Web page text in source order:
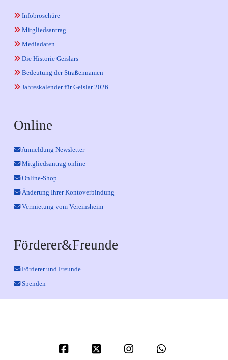
Infobroschüre
Mitgliedsantrag
Mediadaten
Die Historie Geislars
Bedeutung der Straßennamen
Jahreskalender für Geislar 2026
Online
Anmeldung Newsletter
Mitgliedsantrag online
Online-Shop
Änderung Ihrer Kontoverbindung
Vermietung vom Vereinsheim
Förderer&Freunde
Förderer und Freunde
Spenden